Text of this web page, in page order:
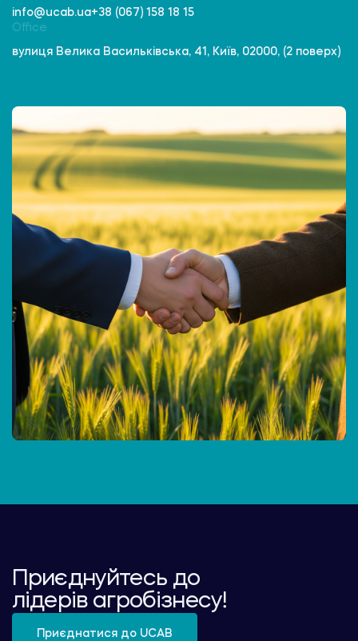
info@ucab.ua+38 (067) 158 18 15
Office
вулиця Велика Васильківська, 41, Київ, 02000, (2 поверх)
Приєднуйтесь до
лідерів агробізнесу!
Приєднатися до UCAB